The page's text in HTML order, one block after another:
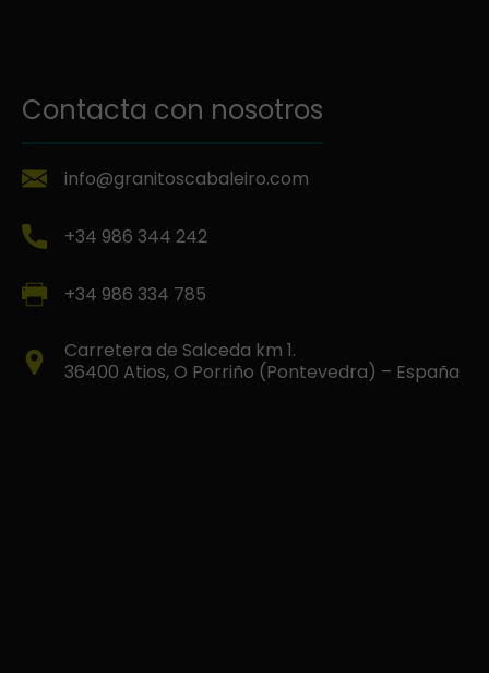
Contacta con nosotros
info@granitoscabaleiro.com
+34 986 344 242
+34 986 334 785
Carretera de Salceda km 1.
36400 Atios, O Porriño (Pontevedra) – España